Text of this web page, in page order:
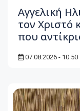
Αγγελική
τον Χριστό
που
07.08.2026 - 10:50